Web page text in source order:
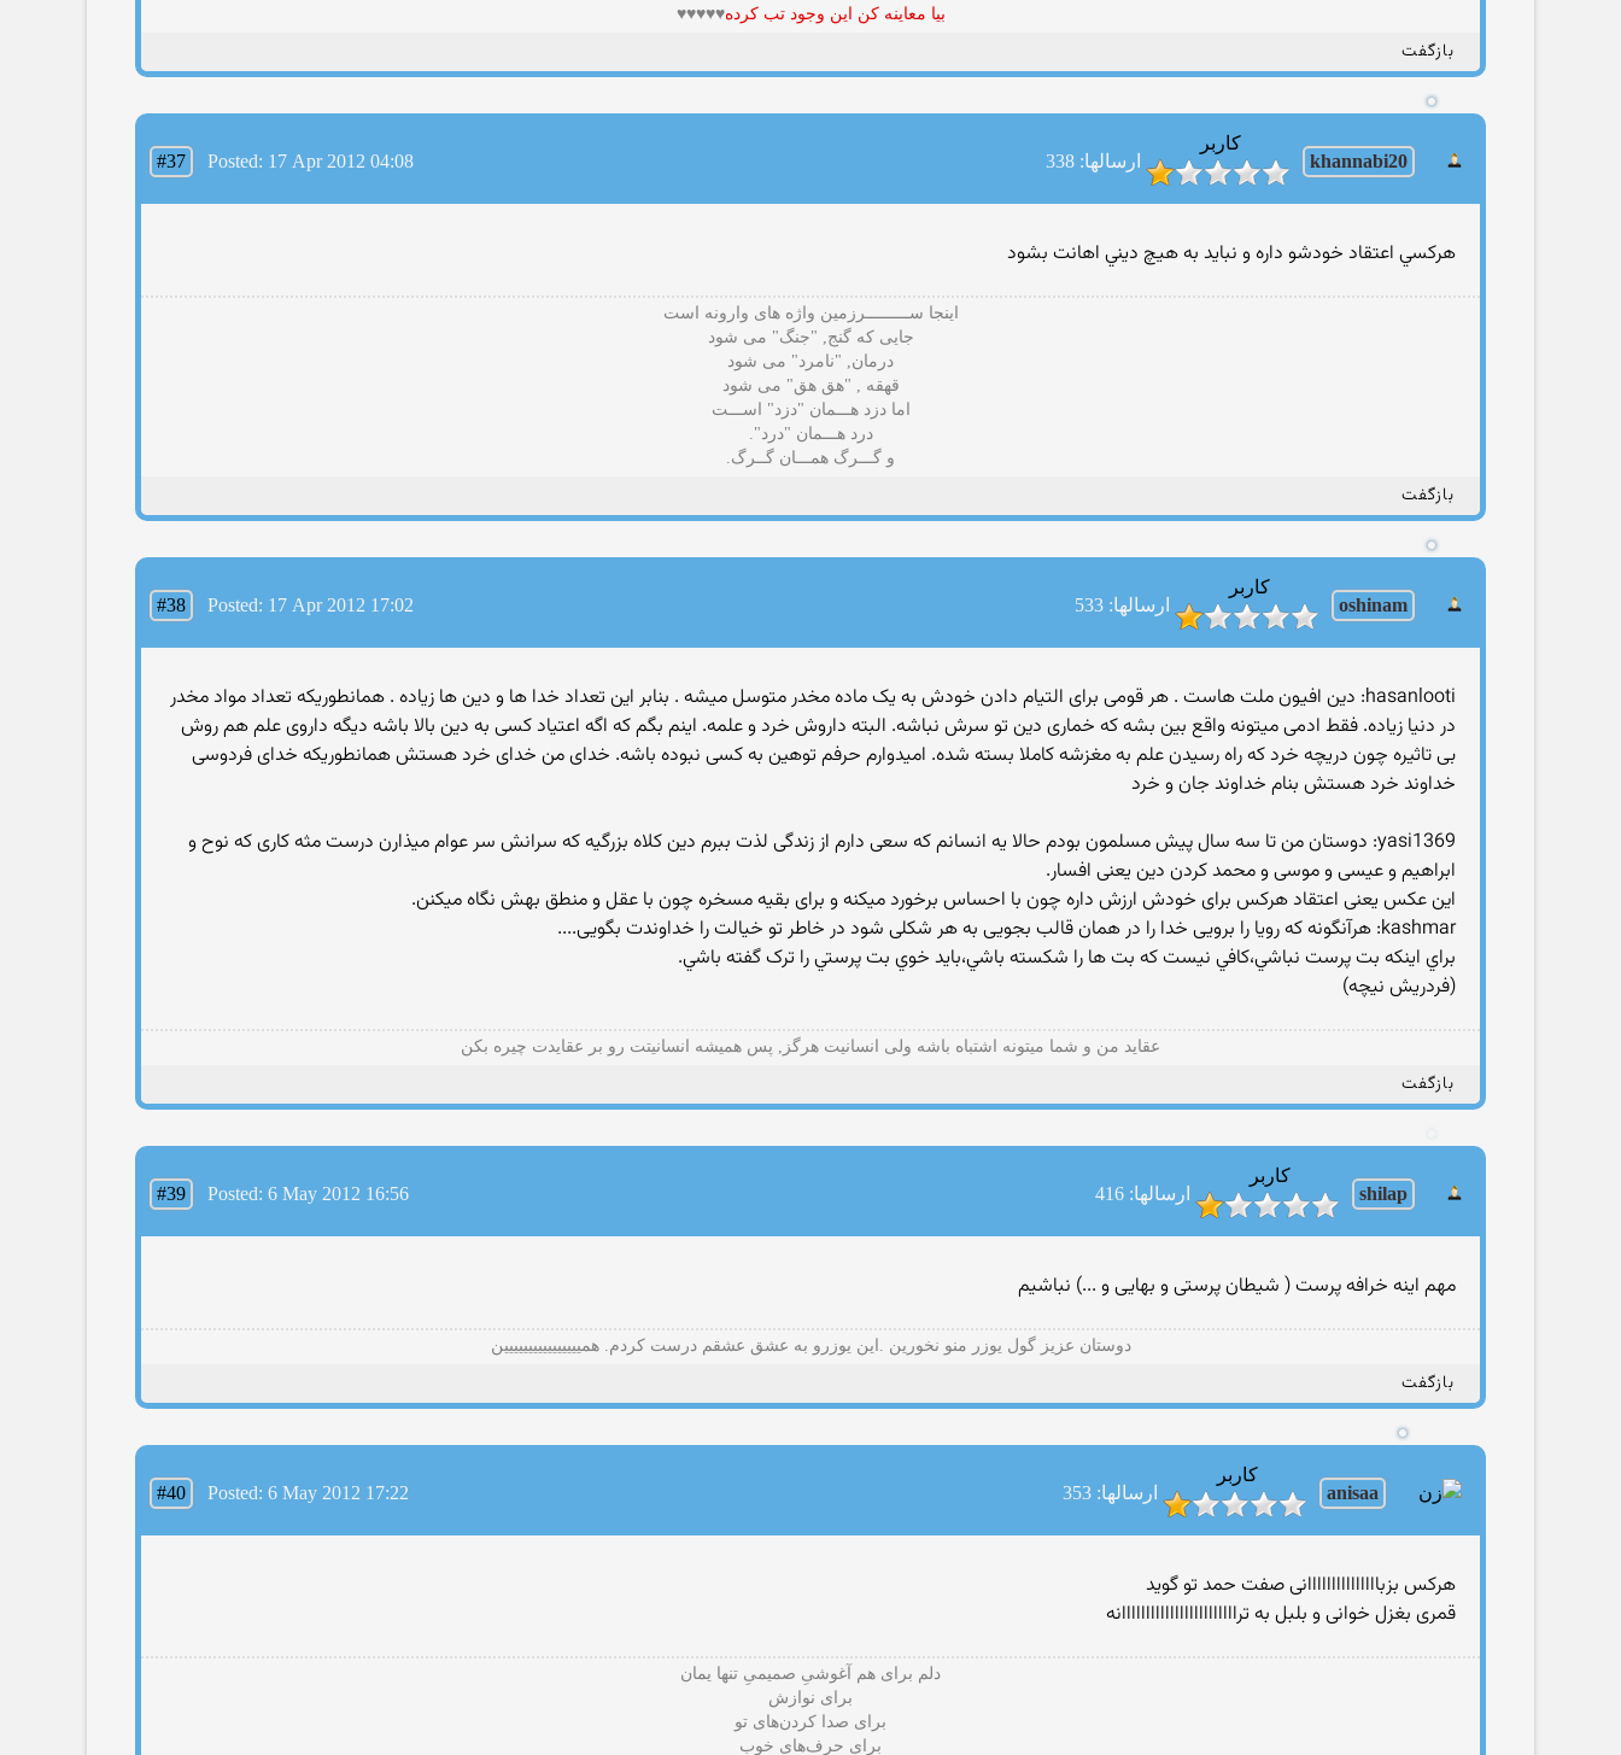
بيا معاينه کن اين وجود تب کرده♥♥♥♥♥
بازگفت
khannabi20
کاربر
ارسالها: 338
#37 Posted: 17 Apr 2012 04:08
هركسي اعتقاد خودشو داره و نبايد به هيچ ديني اهانت بشود
اینجا ســـــــــرزمین واژه های وارونه است
جایی که گنج, "جنگ" می شود
درمان, "نامرد" می شود
قهقه , "هق هق" می شود
اما دزد هـــمان "دزد" اســـت
درد هـــمان "درد".
و گـــرگ همـــان گــرگ.
بازگفت
oshinam
کاربر
ارسالها: 533
#38 Posted: 17 Apr 2012 17:02
hasanlooti: دین افیون ملت هاست . هر قومی برای التیام دادن خودش به یک ماده مخدر متوسل میشه . بنابر این تعداد خدا ها و دین ها زیاده . همانطوریکه تعداد مواد مخدر
در دنیا زیاده. فقط ادمی میتونه واقع بین بشه که خماری دین تو سرش نباشه. البته داروش خرد و علمه. اینم بگم که اگه اعتیاد کسی به دین بالا باشه دیگه داروی علم هم روش
بی تاثیره چون دریچه خرد که راه رسیدن علم به مغزشه کاملا بسته شده. امیدوارم حرفم توهین به کسی نبوده باشه. خدای من خدای خرد هستش همانطوریکه خدای فردوسی
خداوند خرد هستش بنام خداوند جان و خرد
yasi1369: دوستان من تا سه سال پیش مسلمون بودم حالا یه انسانم که سعی دارم از زندگی لذت ببرم دین کلاه بزرگیه که سرانش سر عوام میذارن درست مثه کاری که نوح و
ابراهیم و عیسی و موسی و محمد کردن دین یعنی افسار.
این عکس یعنی اعتقاد هرکس برای خودش ارزش داره چون با احساس برخورد میکنه و برای بقیه مسخره چون با عقل و منطق بهش نگاه میکنن.
kashmar: هرآنگونه که رویا را برویی خدا را در همان قالب بجویی به هر شکلی شود در خاطر تو خیالت را خداوندت بگویی....
براي اينکه بت پرست نباشي،کافي نيست که بت ها را شکسته باشي،بايد خوي بت پرستي را ترک گفته باشي.
(فردريش نيچه)
عقاید من و شما میتونه اشتباه باشه ولی انسانیت هرگز, پس همیشه انسانیتت رو بر عقایدت چیره بکن
بازگفت
shilap
کاربر
ارسالها: 416
#39 Posted: 6 May 2012 16:56
مهم اینه خرافه پرست ( شیطان پرستی و بهایی و ...) نباشیم
دوستان عزيز گول يوزر منو نخورين .اين يوزرو به عشق عشقم درست كردم. هميييييييييييييييين
بازگفت
anisaa
کاربر
ارسالها: 353
#40 Posted: 6 May 2012 17:22
هرکس بزبااااااااااااااانی صفت حمد تو گوید
قمری بغزل خوانی و بلبل به تراااااااااااااااااااااااانه
دلم برای هم آغوشیِ صمیمی‌ِ تنها یمان
برای نوازش
برای صدا کردن‌های تو
برای حرف‌های خوب